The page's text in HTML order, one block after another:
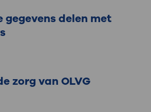
gegevens delen met
zorg van OLVG